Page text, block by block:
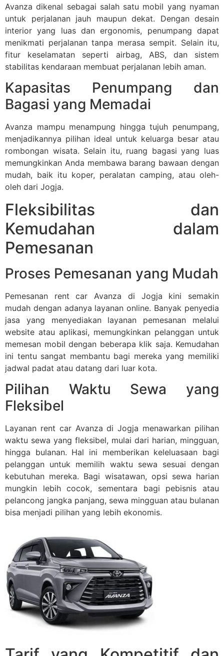
Avanza dikenal sebagai salah satu mobil yang nyaman
untuk perjalanan jauh maupun dekat. Dengan desain
interior yang luas dan ergonomis, penumpang dapat
menikmati perjalanan tanpa merasa sempit. Selain itu,
fitur keselamatan seperti airbag, ABS, dan sistem
stabilitas kendaraan membuat perjalanan lebih aman.
Kapasitas Penumpang dan
Bagasi yang Memadai
Avanza mampu menampung hingga tujuh penumpang,
menjadikannya pilihan ideal untuk keluarga besar atau
rombongan wisata. Selain itu, ruang bagasi yang luas
memungkinkan Anda membawa barang bawaan dengan
mudah, baik itu koper, peralatan camping, atau oleh-
oleh dari Jogja.
Fleksibilitas dan
Kemudahan dalam
Pemesanan
Proses Pemesanan yang Mudah
Pemesanan rent car Avanza di Jogja kini semakin
mudah dengan adanya layanan online. Banyak penyedia
jasa yang menyediakan layanan pemesanan melalui
website atau aplikasi, memungkinkan pelanggan untuk
memesan mobil dengan beberapa klik saja. Kemudahan
ini tentu sangat membantu bagi mereka yang memiliki
jadwal padat atau datang dari luar kota.
Pilihan Waktu Sewa yang
Fleksibel
Layanan rent car Avanza di Jogja menawarkan pilihan
waktu sewa yang fleksibel, mulai dari harian, mingguan,
hingga bulanan. Hal ini memberikan keleluasaan bagi
pelanggan untuk memilih waktu sewa sesuai dengan
kebutuhan mereka. Bagi wisatawan, opsi sewa harian
mungkin lebih cocok, sementara bagi pebisnis atau
pelancong jangka panjang, sewa mingguan atau bulanan
bisa menjadi pilihan yang lebih ekonomis.